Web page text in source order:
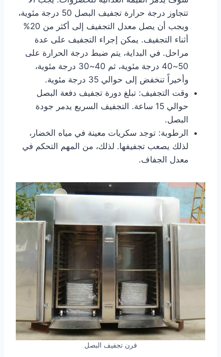
تتجاوز درجة حرارة تجفيف البصل 50 درجة مئوية،
ويجب أن يصل معدل التجفيف إلى أكثر من 20%
أثناء التجفيف. يمكن إجراء التجفيف على عدة
مراحل. في البداية، يتم ضبط درجة الحرارة على
50~40 درجة مئوية، ثم 40~30 درجة مئوية،
وأخيراً تنخفض إلى حوالي 35 درجة مئوية.
وقت التجفيف: تبلغ دورة تجفيف دفعة البصل
حوالي 15 ساعة. التجفيف السريع يدمر جودة
البصل.
الرطوبة: توجد سكريات معينة في مياه الخضار،
لذلك يصعب تجفيفها. لذلك، من المهم التحكم في
معدل الجفاف.
فرن تجفيف البصل